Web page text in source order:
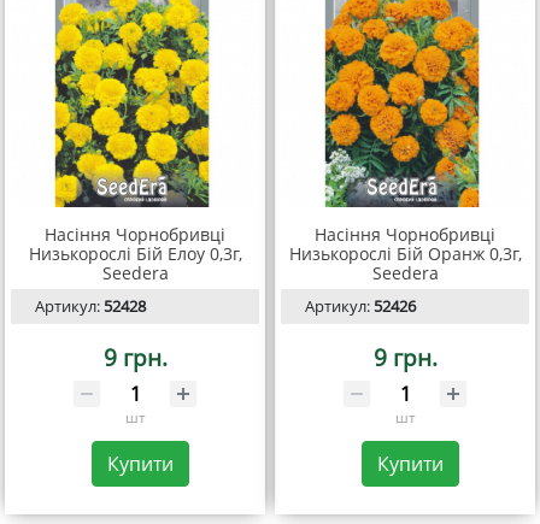
Насіння Чорнобривці
Низькорослі Бій Елоу 0,3г,
Seedera
Артикул:52428
9 грн.
шт
Купити
Насіння Чорнобривці
Низькорослі Бій Оранж 0,3г,
Seedera
Артикул:52426
9 грн.
шт
Купити